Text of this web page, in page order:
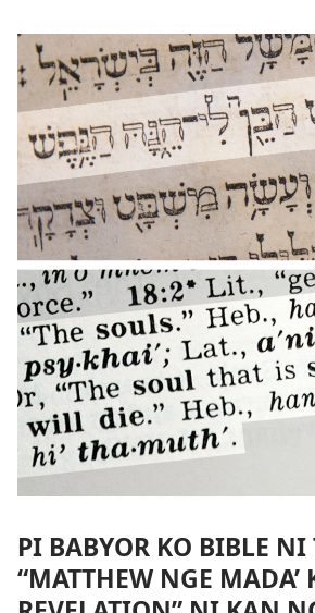
PI BABYOR KO BIBLE NI
“MATTHEW NGE MADA’